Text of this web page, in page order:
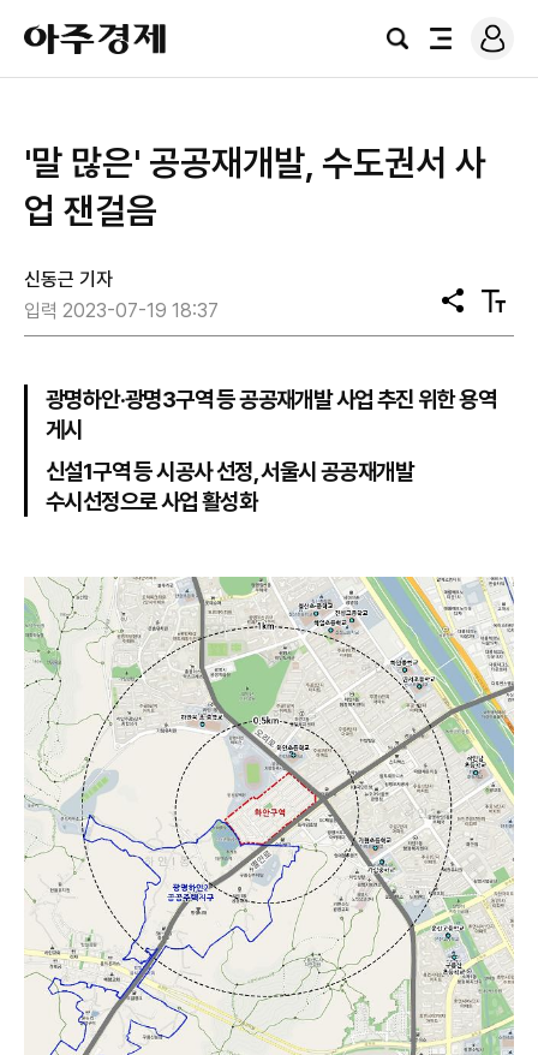
아
주
경
검
전
로
그
​'말 많은' 공공재개발, 수도권서 사
업 잰걸음
신동근 기자
입력 2023-07-19 18:37
공
유
텍
스
기
광명하안·광명3구역 등 공공재개발 사업 추진 위한 용역
게시
신설1구역 등 시공사 선정, 서울시 공공재개발
수시선정으로 사업 활성화